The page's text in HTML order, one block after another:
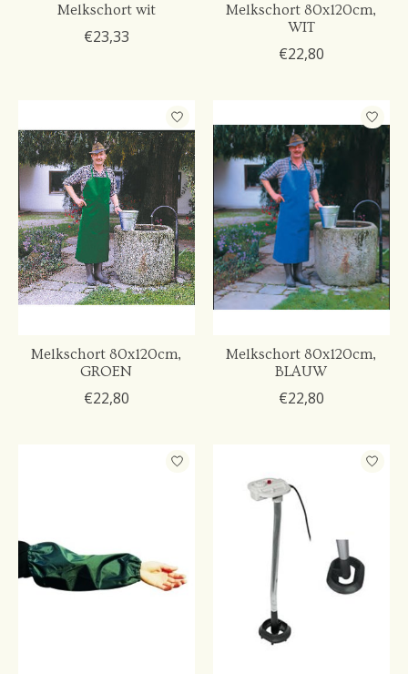
Melkschort wit
€23,33
Melkschort 80x120cm,
WIT
€22,80
Melkschort 80x120cm,
GROEN
€22,80
Melkschort 80x120cm,
BLAUW
€22,80